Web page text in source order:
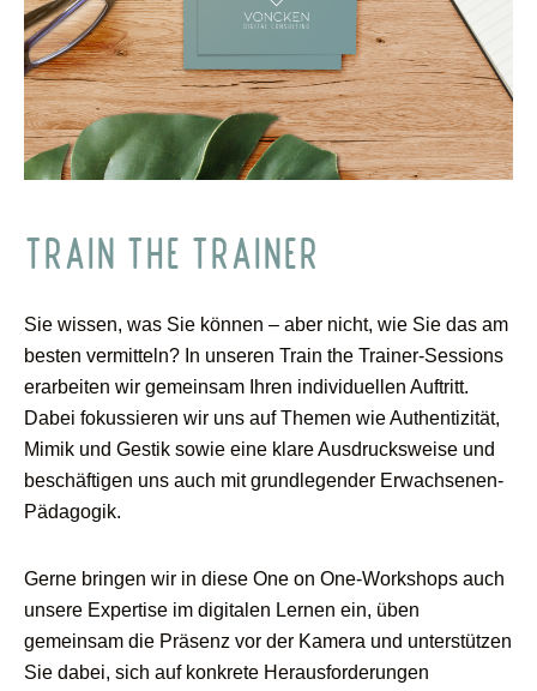
TRAIN THE TRAINER
Sie wissen, was Sie können – aber nicht, wie Sie das am
besten vermitteln? In unseren Train the Trainer-Sessions
erarbeiten wir gemeinsam Ihren individuellen Auftritt.
Dabei fokussieren wir uns auf Themen wie Authentizität,
Mimik und Gestik sowie eine klare Ausdrucksweise und
beschäftigen uns auch mit grundlegender Erwachsenen-
Pädagogik.
Gerne bringen wir in diese One on One-Workshops auch
unsere Expertise im digitalen Lernen ein, üben
gemeinsam die Präsenz vor der Kamera und unterstützen
Sie dabei, sich auf konkrete Herausforderungen